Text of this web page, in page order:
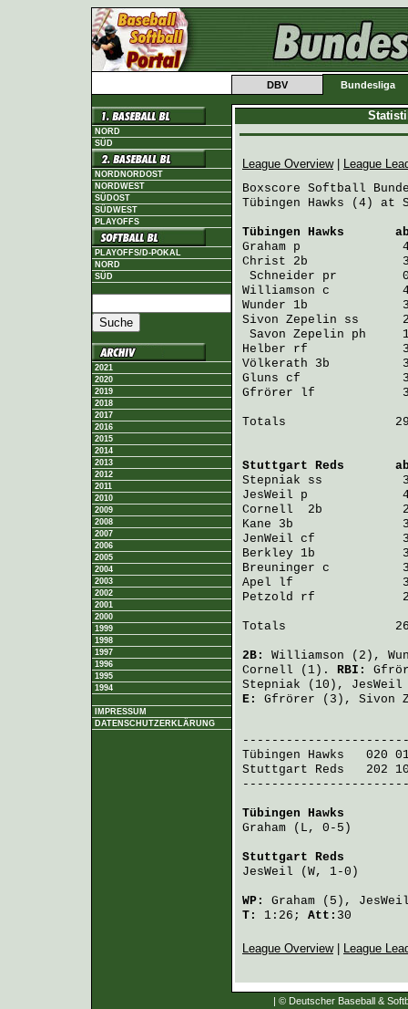
DBV Bundesliga
NORD
SÜD
NORDNORDOST
NORDWEST
SÜDOST
SÜDWEST
PLAYOFFS
PLAYOFFS/D-POKAL
NORD
SÜD
2021
2020
2019
2018
2017
2016
2015
2014
2013
2012
2011
2010
2009
2008
2007
2006
2005
2004
2003
2002
2001
2000
1999
1998
1997
1996
1995
1994
IMPRESSUM
DATENSCHUTZERKLÄRUNG
League Overview|
League
Boxscore Softball
Tübingen Hawks (4) at
Tübingen Hawks
Graham p              4
Christ 2b             3
Schneider pr         0
Williamson c          4
Wunder 1b             3
Sivon Zepelin ss
Savon Zepelin ph
Helber rf             3
Völkerath 3b          3
Gluns cf              3
Gfrörer lf            3
Totals
Stuttgart Reds
Stepniak ss           3
JesWeil p             4
Cornell
2b           2
Kane 3b               3
JenWeil cf            3
Berkley 1b            3
Breuninger c          3
Apel lf               3
Petzold rf            2
Totals
2B: Williamson (2),
Cornell
(1). RBI:
Stepniak (10), JesWeil
E: Gfrörer (3), Sivon
Tübingen Hawks
020
Stuttgart Reds
202
Tübingen Hawks
Graham (L, 0-5)
Stuttgart Reds
JesWeil (W, 1-0)
WP: Graham (5),
T:
1:26; Att: 30
League Overview| League
| © Deutscher Baseball &